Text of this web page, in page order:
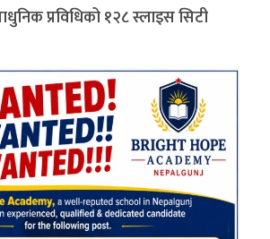
प्रविधिको १२८ स्लाइस सिटी